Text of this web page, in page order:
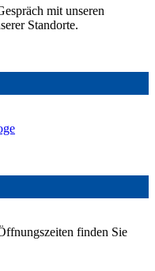
mit unseren
Standorte.
finden Sie